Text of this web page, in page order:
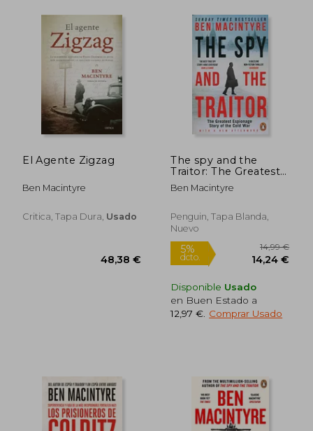
5% 5%
El Agente Zigzag
Ben Macintyre
Critica, Tapa Dura, Usado
The spy and the
Traitor: The Greatest
Espionage Story of
the Cold war (en
Ben Macintyre
Penguin, Tapa Blanda,
Nuevo
Disponible Usado
en Buen Estado a
12,97 € Comprar Usado